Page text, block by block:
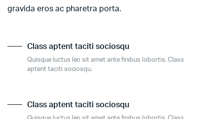
gravida eros ac pharetra porta.
Class aptent taciti sociosqu
Quisque luctus leo sit amet ante finibus lobortis. Class
aptent taciti sociosqu.
Class aptent taciti sociosqu